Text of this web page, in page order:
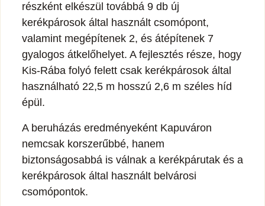
részként elkészül továbbá 9 db új
kerékpárosok által használt csomópont,
valamint megépítenek 2, és átépítenek 7
gyalogos átkelőhelyet. A fejlesztés része, hogy
Kis-Rába folyó felett csak kerékpárosok által
használható 22,5 m hosszú 2,6 m széles híd
épül.
A beruházás eredményeként Kapuváron
nemcsak korszerűbbé, hanem
biztonságosabbá is válnak a kerékpárutak és a
kerékpárosok által használt belvárosi
csomópontok.